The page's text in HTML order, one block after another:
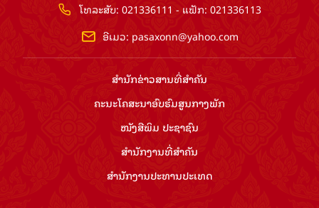
ໂທລະສັບ: 021336111 - ແຟັກ: 021336113
ອີເມວ: pasaxonn@yahoo.com
ສຳ​ນັກ​ຂ່າວ​ສານ​ທີ່​ສຳ​ຄັນ​
ຄະນະໂຄສະນາອົບຮົມ​ສູນ​ກາງ​ພັກ
ໜັງສືພິມ ປະ​ຊາ​ຊົນ
ສຳ​ນັກ​ງານ​ທີ່​ສຳ​ຄັນ
ສຳ​ນັກ​ງານ​ປະ​ທານ​ປະ​ເທດ